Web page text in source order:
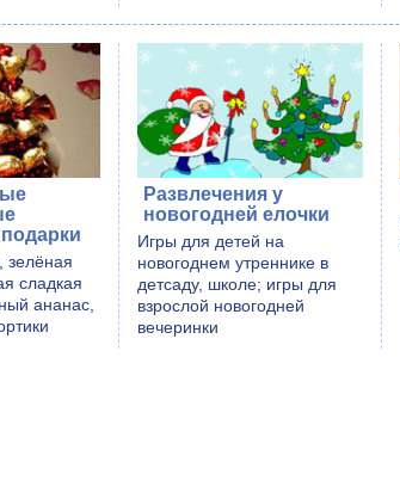
зелёная
сладкая
ананас,
Развлечения у
новогодней елочки
Игры для детей на
новогоднем утреннике в
детсаду, школе; игры для
взрослой новогодней
вечеринки